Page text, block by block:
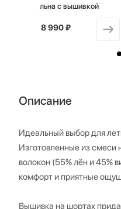
льна с вышивкой
от
8 990 ₽
Описание
Идеальный выбор для
Изготовленные из смеси
волокон (55% лён и 45%
комфорт и приятные
Вышивка на шортах